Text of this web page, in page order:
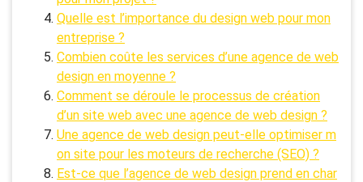
Quelle est l’importance du design web pour mon
entreprise ?
Combien coûte les services d’une agence de web
design en moyenne ?
Comment se déroule le processus de création
d’un site web avec une agence de web design ?
Une agence de web design peut-elle optimiser m
on site pour les moteurs de recherche (SEO) ?
Est-ce que l’agence de web design prend en char